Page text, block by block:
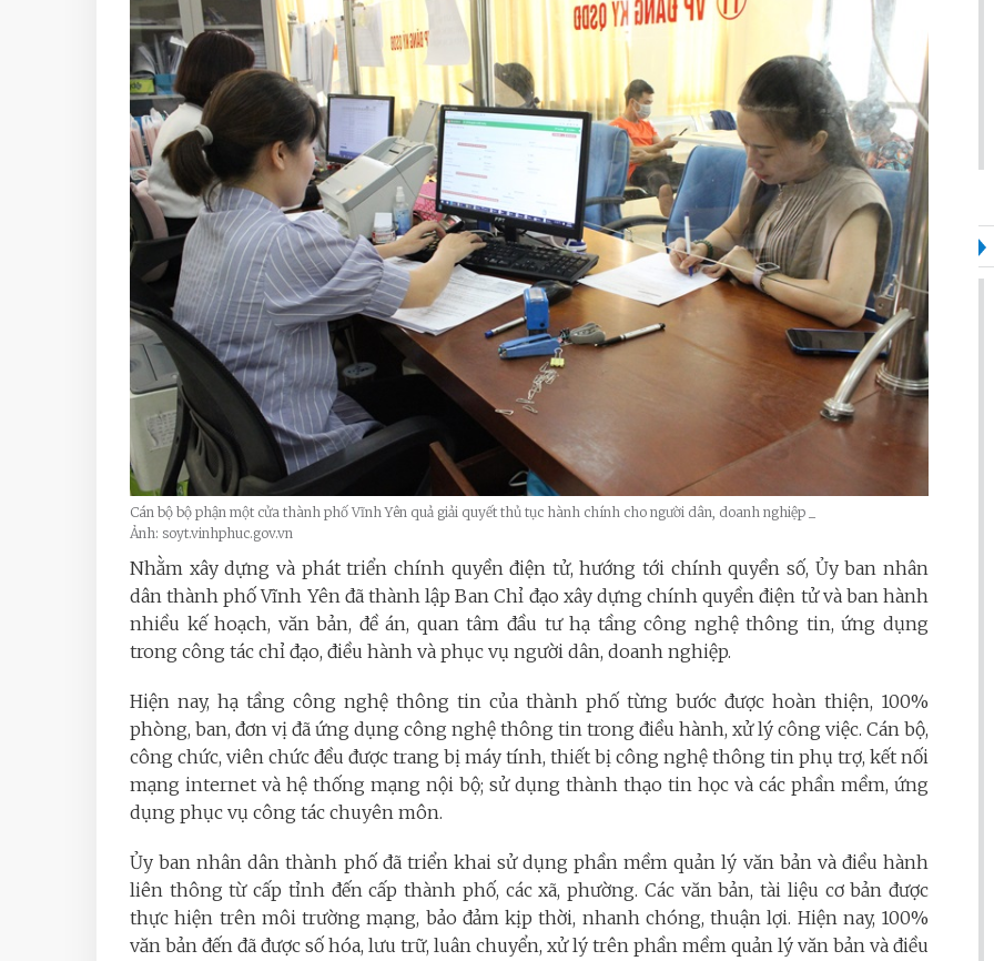
Cán bộ bộ phận một cửa thành phố Vĩnh Yên quả giải quyết thủ tục hành chính cho người dân, doanh nghiệp _
Ảnh: soyt.vinhphuc.gov.vn
Nhằm xây dựng và phát triển chính quyền điện tử, hướng tới chính quyền số, Ủy ban nhân
dân thành phố Vĩnh Yên đã thành lập Ban Chỉ đạo xây dựng chính quyền điện tử và ban hành
nhiều kế hoạch, văn bản, đề án, quan tâm đầu tư hạ tầng công nghệ thông tin, ứng dụng
trong công tác chỉ đạo, điều hành và phục vụ người dân, doanh nghiệp.
Hiện nay, hạ tầng công nghệ thông tin của thành phố từng bước được hoàn thiện, 100%
phòng, ban, đơn vị đã ứng dụng công nghệ thông tin trong điều hành, xử lý công việc. Cán bộ,
công chức, viên chức đều được trang bị máy tính, thiết bị công nghệ thông tin phụ trợ, kết nối
mạng internet và hệ thống mạng nội bộ; sử dụng thành thạo tin học và các phần mềm, ứng
dụng phục vụ công tác chuyên môn.
Ủy ban nhân dân thành phố đã triển khai sử dụng phần mềm quản lý văn bản và điều hành
liên thông từ cấp tỉnh đến cấp thành phố, các xã, phường. Các văn bản, tài liệu cơ bản được
thực hiện trên môi trường mạng, bảo đảm kịp thời, nhanh chóng, thuận lợi. Hiện nay, 100%
văn bản đến đã được số hóa, lưu trữ, luân chuyển, xử lý trên phần mềm quản lý văn bản và điều